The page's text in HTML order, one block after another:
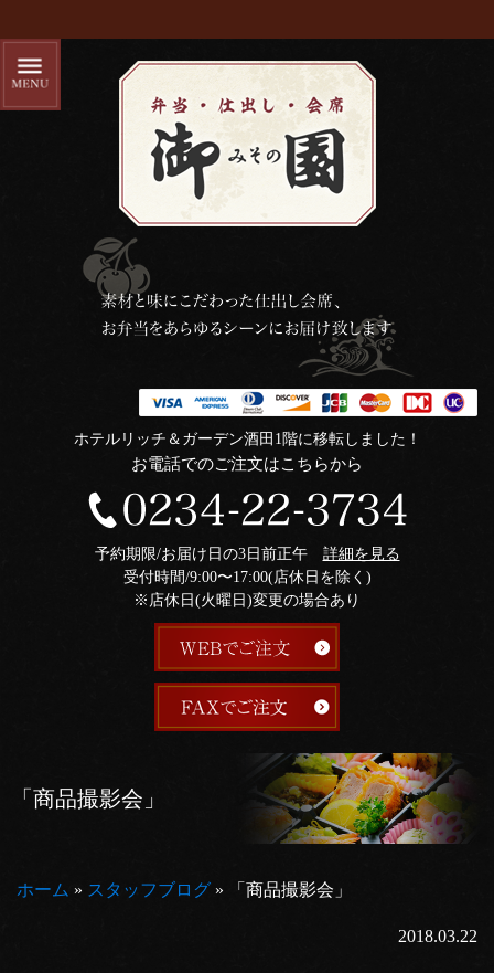
ホテルリッチ＆ガーデン酒田1階に移転しました！
お電話でのご注文はこちらから
予約期限/お届け日の3日前正午 詳細を見る
受付時間/9:00〜17:00(店休日を除く)
※店休日(火曜日)変更の場合あり
「商品撮影会」
ホーム » スタッフブログ » 「商品撮影会」
2018.03.22